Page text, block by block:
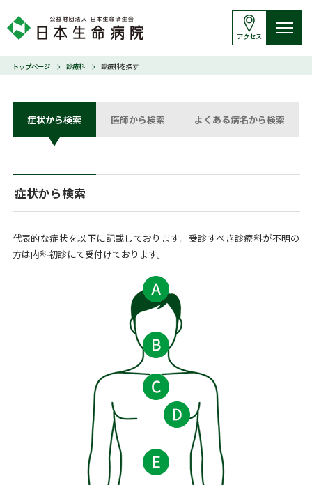
アクセス
トップページ 診療科 診療科を探す
症状から検索 医師から検索 よくある病名から検索
症状から検索
代表的な症状を以下に記載しております。受診すべき診療科が不明の
方は内科初診にて受付けております。